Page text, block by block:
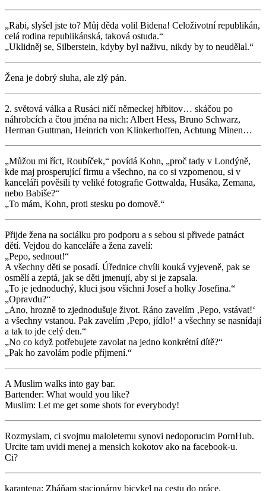
„Rabi, slyšel jste to? Můj děda volil Bidena! Celoživotní republikán,
celá rodina republikánská, taková ostuda.“
„Uklidněj se, Silberstein, kdyby byl naživu, nikdy by to neudělal.“
Žena je dobrý sluha, ale zlý pán.
2. světová válka a Rusáci ničí německej hřbitov… skáčou po
náhrobcích a čtou jména na nich: Albert Hess, Bruno Schwarz,
Herman Guttman, Heinrich von Klinkerhoffen, Achtung Minen…
„Můžou mi říct, Roubíček,“ povídá Kohn, „proč tady v Londýně,
kde maj prosperující firmu a všechno, na co si vzpomenou, si v
kanceláři pověsili ty veliké fotografie Gottwalda, Husáka, Zemana,
nebo Babiše?“
„To mám, Kohn, proti stesku po domově.“
Přijde žena na sociálku pro podporu a s sebou si přivede patnáct
dětí. Vejdou do kanceláře a žena zavelí:
„Pepo, sednout!“
A všechny děti se posadí. Úřednice chvíli kouká vyjeveně, pak se
osmělí a zeptá, jak se děti jmenují, aby si je zapsala.
„To je jednoduchý, kluci jsou všichni Josef a holky Josefina.“
„Opravdu?“
„Ano, hrozně to zjednodušuje život. Ráno zavelím ‚Pepo, vstávat!‘
a všechny vstanou. Pak zavelím ‚Pepo, jídlo!‘ a všechny se nasnídají
a tak to jde celý den.“
„No co když potřebujete zavolat na jedno konkrétní dítě?“
„Pak ho zavolám podle příjmení.“
A Muslim walks into gay bar.
Bartender: What would you like?
Muslim: Let me get some shots for everybody!
Rozmyslam, ci svojmu maloletemu synovi nedoporucim PornHub.
Urcite tam uvidi menej a mensich kokotov ako na facebook-u.
Ci?
karantena: Zháňam stacionárny bicykel na cestu do práce.